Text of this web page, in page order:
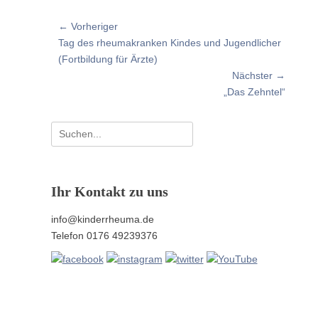
Beitragsnavigation
← Vorheriger
Vorheriger
Beitrag:
Tag des rheumakranken Kindes und Jugendlicher
(Fortbildung für Ärzte)
Nächster →
„Das Zehntel“
Suchen
nach:
Ihr Kontakt zu uns
info@kinderrheuma.de
Telefon 0176 49239376